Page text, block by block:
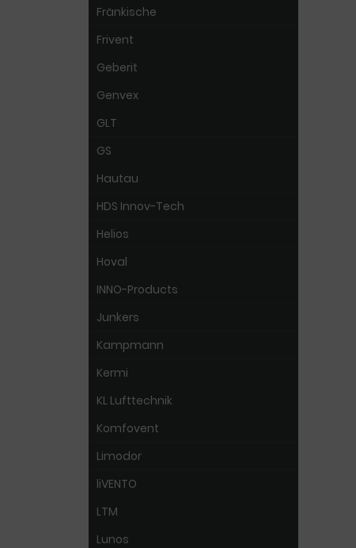
Fränkische
Frivent
Geberit
Genvex
GLT
GS
Hautau
HDS Innov-Tech
Helios
Hoval
INNO-Products
Junkers
Kampmann
Kermi
KL Lufttechnik
Komfovent
Limodor
liVENTO
LTM
Lunos